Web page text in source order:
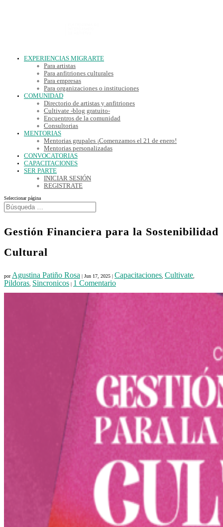
EXPERIENCIAS MIGRARTE
Para artistas
Para anfitriones culturales
Para empresas
Para organizaciones o instituciones
COMUNIDAD
Directorio de artistas y anfitriones
Cultivate -blog gratuito-
Encuentros de la comunidad
Consultorias
MENTORIAS
Mentorias grupales ¡Comenzamos el 21 de enero!
Mentorias personalizadas
CONVOCATORIAS
CAPACITACIONES
SER PARTE
INICIAR SESIÓN
REGISTRATE
Seleccionar página
Gestión Financiera para la Sostenibilidad
Cultural
por Agustina Patiño Rosa | Jun 17, 2025 | Capacitaciones Cultivate
Pildoras Sincronicos | 1 Comentario